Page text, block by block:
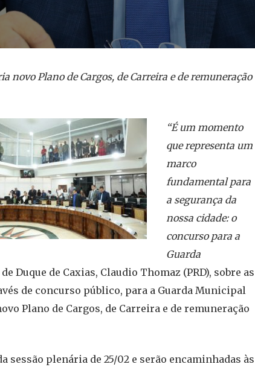
novo Plano de Cargos, de Carreira e de remuneração
“É um momento
que representa um
marco
fundamental para
a segurança da
nossa cidade: o
concurso para a
Guarda
Duque de Caxias, Claudio Thomaz (PRD), sobre as
de concurso público, para a Guarda Municipal
Plano de Cargos, de Carreira e de remuneração
plenária de 25/02 e serão encaminhadas às